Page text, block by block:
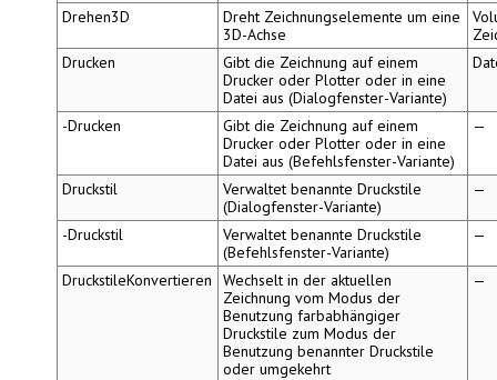
Drehen3D
Dreht Zeichnungselemente um eine
3D-Achse
Drucken
Gibt die Zeichnung auf einem
Drucker oder Plotter oder in eine
Datei aus (Dialogfenster-Variante)
-Drucken
Gibt die Zeichnung auf einem
Drucker oder Plotter oder in eine
Datei aus (Befehlsfenster-Variante)
—
Druckstil
Verwaltet benannte Druckstile
(Dialogfenster-Variante)
—
-Druckstil
Verwaltet benannte Druckstile
(Befehlsfenster-Variante)
—
DruckstileKonvertieren
Wechselt in der aktuellen
Zeichnung vom Modus der
Benutzung farbabhängiger
Druckstile zum Modus der
Benutzung benannter Druckstile
oder umgekehrt
—